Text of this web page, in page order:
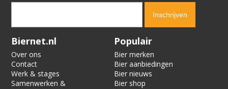
Verification code:
Biernet.nl
Over ons
Contact
Werk & stages
Samenwerken &
Populair
Bier merken
Bier aanbiedingen
Bier nieuws
Bier shop